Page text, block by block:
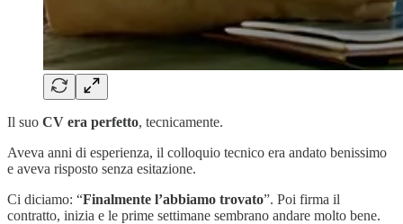
Il suo CV era perfetto, tecnicamente.
Aveva anni di esperienza, il colloquio tecnico era andato benissimo
e aveva risposto senza esitazione.
Ci diciamo: “Finalmente l’abbiamo trovato”. Poi firma il
contratto, inizia e le prime settimane sembrano andare molto bene.